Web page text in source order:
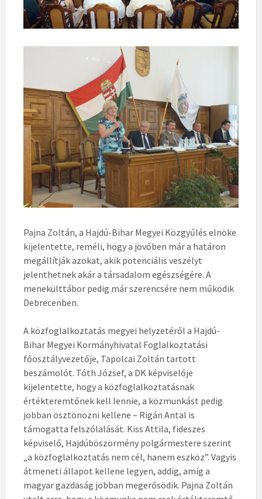
Pajna Zoltán, a Hajdú-Bihar Megyei Közgyűlés elnöke
kijelentette, reméli, hogy a jövőben már a határon
megállítják azokat, akik potenciális veszélyt
jelenthetnek akár a társadalom egészségére. A
menekülttábor pedig már szerencsére nem működik
Debrecenben.
A közfoglalkoztatás megyei helyzetéről a Hajdú-
Bihar Megyei Kormányhivatal Foglalkoztatási
főosztályvezetője, Tapolcai Zoltán tartott
beszámolót. Tóth József, a DK képviselője
kijelentette, hogy a közfoglalkoztatásnak
értékteremtőnek kell lennie, a közmunkást pedig
jobban ösztönözni kellene – Rigán Antal is
támogatta felszólalását. Kiss Attila, fideszes
képviselő, Hajdúböszörmény polgármestere szerint
„a közfoglalkoztatás nem cél, hanem eszköz”. Vagyis
átmeneti állapot kellene legyen, addig, amíg a
magyar gazdaság jobban megerősödik. Pajna Zoltán